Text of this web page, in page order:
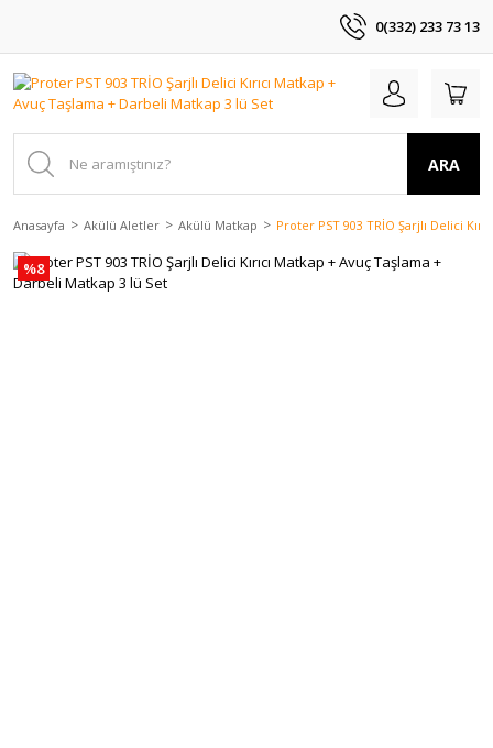
0(332) 233 73 13
ARA
Anasayfa Akülü Aletler Akülü Matkap Proter PST 903 TRİO Şarjlı Delici
%8